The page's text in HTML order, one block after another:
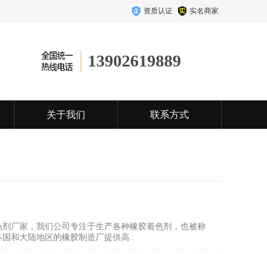
资质认证 实名商家
13902619889
关于我们 联系方式
厂家，我们公司专注于生产各种橡胶着色剂，也被称
和大陆地区的橡胶制造厂提供高..